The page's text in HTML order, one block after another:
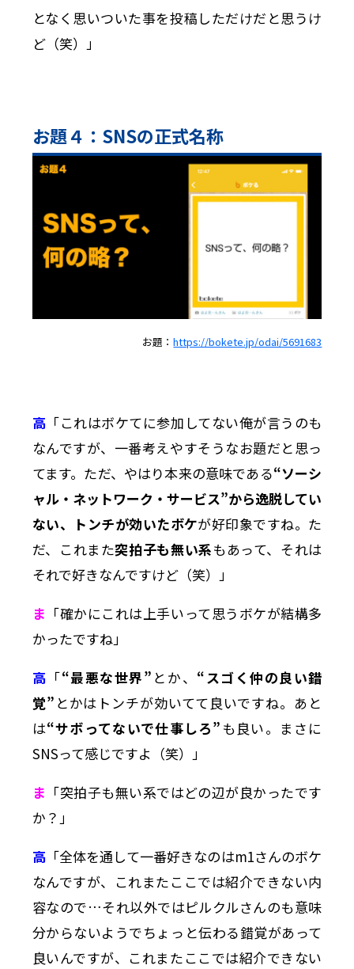
となく思いついた事を投稿しただけだと思うけ
ど（笑）」
お題４：SNSの正式名称
お題：https://bokete.jp/odai/5691683
高 「これはボケてに参加してない俺が言うのも
なんですが、一番考えやすそうなお題だと思っ
てます。ただ、やはり本来の意味である“ソーシ
ャル・ネットワーク・サービス”から逸脱してい
ない、トンチが効いたボケが好印象ですね。た
だ、これまた突拍子も無い系もあって、それは
それで好きなんですけど（笑）」
ま 「確かにこれは上手いって思うボケが結構多
かったですね」
高 「“最悪な世界” とか、 “スゴく仲の良い錯
覚” とかはトンチが効いてて良いですね。あと
は“サボってないで仕事しろ” も良い。まさに
SNSって感じですよ（笑）」
ま 「突拍子も無い系ではどの辺が良かったです
か？」
高 「全体を通して一番好きなのはm1さんのボケ
なんですが、これまたここでは紹介できない内
容なので…それ以外ではピルクルさんのも意味
分からないようでちょっと伝わる錯覚があって
良いんですが、これまたここでは紹介できない